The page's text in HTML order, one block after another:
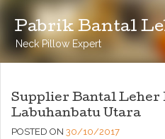
Pabrik Bantal
Neck Pillow Expert
Supplier Bantal
Labuhanbatu Utara
POSTED ON 30/10/2017